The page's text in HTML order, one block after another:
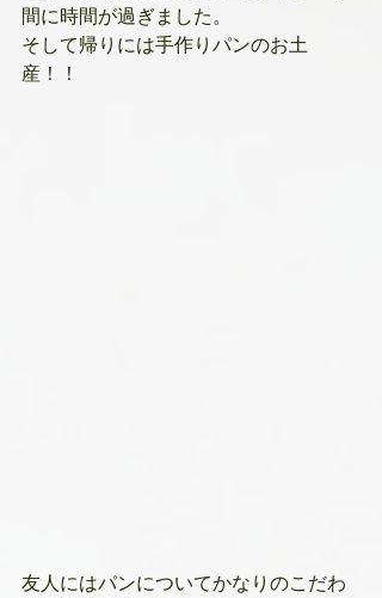
間に時間が過ぎました。
そして帰りには手作りパンのお土
産！！
友人にはパンについてかなりのこだわ